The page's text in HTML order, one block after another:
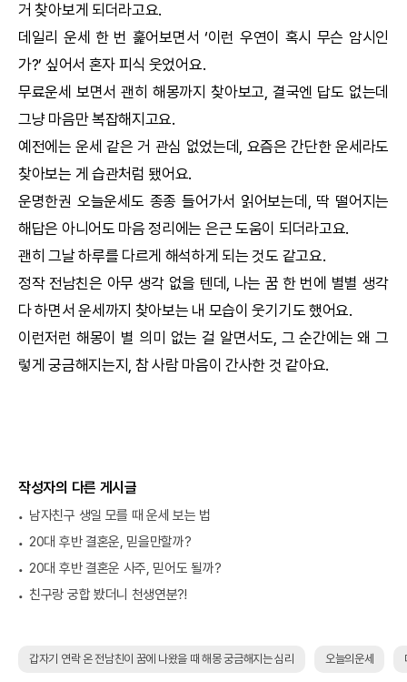
거 찾아보게 되더라고요.
데일리 운세 한 번 훑어보면서 ‘이런 우연이 혹시 무슨 암시인
가?’ 싶어서 혼자 피식 웃었어요.
무료운세 보면서 괜히 해몽까지 찾아보고, 결국엔 답도 없는데
그냥 마음만 복잡해지고요.
예전에는 운세 같은 거 관심 없었는데, 요즘은 간단한 운세라도
찾아보는 게 습관처럼 됐어요.
운명한권 오늘운세도 종종 들어가서 읽어보는데, 딱 떨어지는
해답은 아니어도 마음 정리에는 은근 도움이 되더라고요.
괜히 그날 하루를 다르게 해석하게 되는 것도 같고요.
정작 전남친은 아무 생각 없을 텐데, 나는 꿈 한 번에 별별 생각
다 하면서 운세까지 찾아보는 내 모습이 웃기기도 했어요.
이런저런 해몽이 별 의미 없는 걸 알면서도, 그 순간에는 왜 그
렇게 궁금해지는지, 참 사람 마음이 간사한 것 같아요.
작성자의 다른 게시글
남자친구 생일 모를 때 운세 보는 법
20대 후반 결혼운, 믿을만할까?
20대 후반 결혼운 사주, 믿어도 될까?
친구랑 궁합 봤더니 천생연분?!
갑자기 연락 온 전남친이 꿈에 나왔을 때 해몽 궁금해지는 심리 오늘의운세